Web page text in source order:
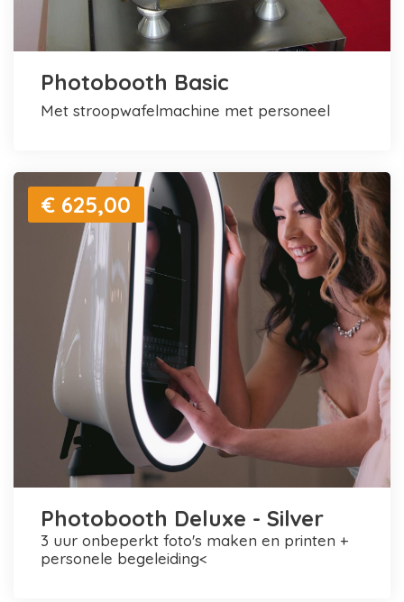
Photobooth Basic
met stroopwafelmachine met personeel
€ 625,00
Photobooth Deluxe - Silver
3 uur onbeperkt foto's maken en printen +
personele begeleiding<